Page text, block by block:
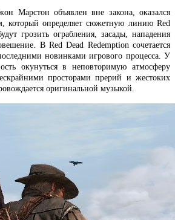
Марстон объявлен вне закона, оказался
который определяет сюжетную линию Red
грозить ограбления, засады, нападения
В Red Dead Redemption сочетается
новинками игрового процесса. У
окунуться в неповторимую атмосферу
просторами прерий и жестоких
оригинальной музыкой.